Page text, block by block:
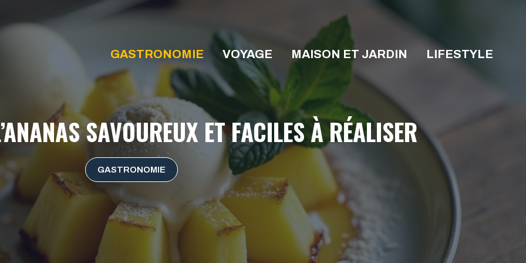
GASTRONOMIE VOYAGE MAISON ET JARDIN LIFESTYLE
SAVOUREUX ET FACILES À RÉALISER
GASTRONOMIE